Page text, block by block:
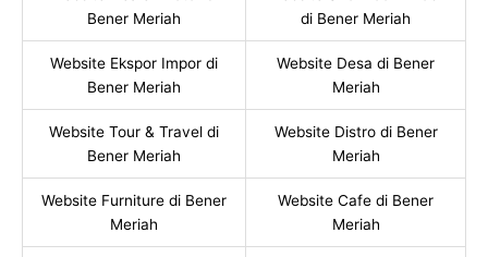
Bener Meriah
di Bener Meriah
Website Ekspor Impor di
Bener Meriah
Website Desa di Bener
Meriah
Website Tour & Travel di
Bener Meriah
Website Distro di Bener
Meriah
Website Furniture di Bener
Meriah
Website Cafe di Bener
Meriah